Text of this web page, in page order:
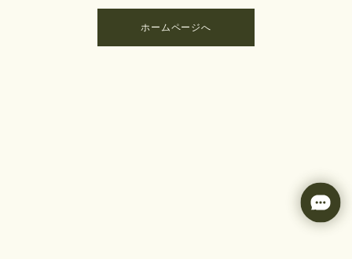
ホームページへ